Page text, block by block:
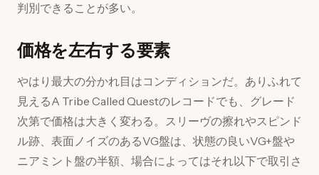
判別できることが多い。
価格を左右する要素
やはり最大の分かれ目はコンディションだ。ありふれて
見えるA Tribe Called Questのレコードでも、グレード
次第で価格は大きく変わる。スリーヴの擦れやスピンド
ル跡、表面ノイズのあるVG盤は、状態の良いVG+盤や
ニアミント盤の半額、場合によってはそれ以下で取引さ